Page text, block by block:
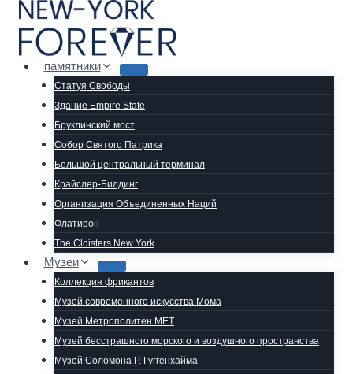
Перейти
содержимому
памятники
Статуя Свободы
Здание Empire State
Бруклинский мост
Собор Святого Патрика
Большой центральный терминал
Крайслер-Билдинг
Организация Объединенных Наций
Флатирон
The Cloisters New York
Музеи
Коллекция фрикантов
Музей современного искусства Мома
Музей Метрополитен МЕТ
Музей бесстрашного морского и воздушного пространства
Музей Соломона Р. Гуггенхайма